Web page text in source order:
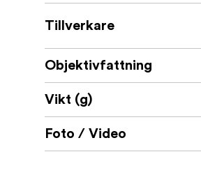
Tillverkare
Objektivfattning
Vikt (g)
Foto / Video